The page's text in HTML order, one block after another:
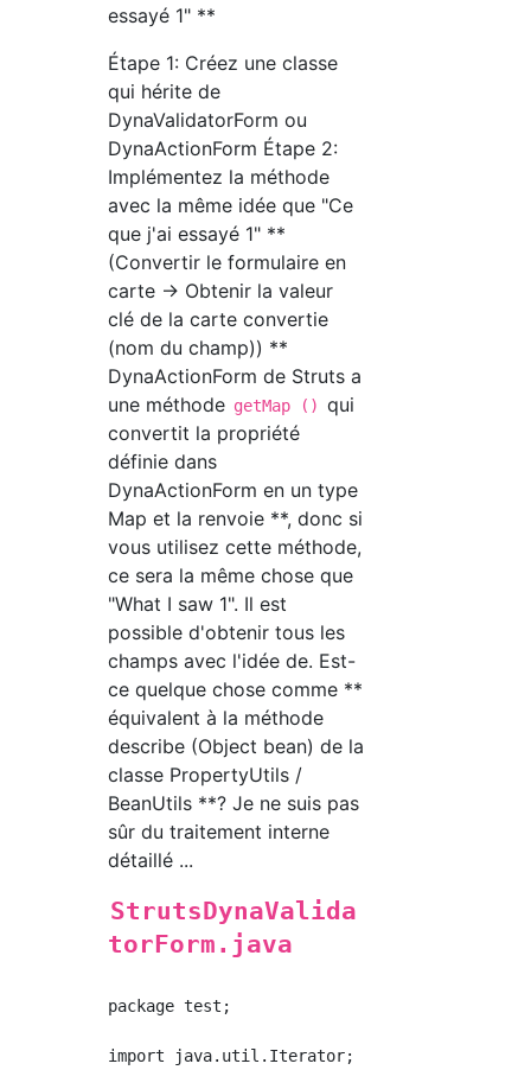
essayé 1" **
Étape 1: Créez une classe
qui hérite de
DynaValidatorForm ou
DynaActionForm Étape 2:
Implémentez la méthode
avec la même idée que "Ce
que j'ai essayé 1" **
(Convertir le formulaire en
carte → Obtenir la valeur
clé de la carte convertie
(nom du champ)) **
DynaActionForm de Struts a
une méthode getMap () qui
convertit la propriété
définie dans
DynaActionForm en un type
Map et la renvoie **, donc si
vous utilisez cette méthode,
ce sera la même chose que
"What I saw 1". Il est
possible d'obtenir tous les
champs avec l'idée de. Est-
ce quelque chose comme **
équivalent à la méthode
describe (Object bean) de la
classe PropertyUtils /
BeanUtils **? Je ne suis pas
sûr du traitement interne
détaillé ...
StrutsDynaValida
torForm.java
package test;
import java.util.Iterator;